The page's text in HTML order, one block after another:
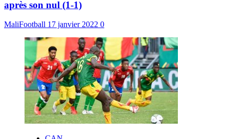
après son nul (1-1)
MaliFootball 17 janvier 2022 0